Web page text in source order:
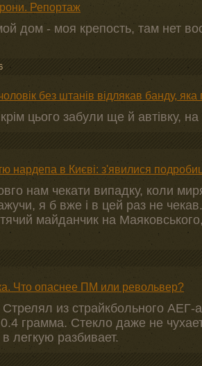
Репортаж
дом - моя крепость, там нет
без штанів відлякав банду,
цього забули ще й автівку, на
нардепа в Києві: з'явилися
нам чекати випадку, коли
я б вже і в цей раз не
майданчик на
Что опаснее ПМ или револьвер?
Стрелял из страйкбольного
грамма. Стекло даже не
легкую разбивает.